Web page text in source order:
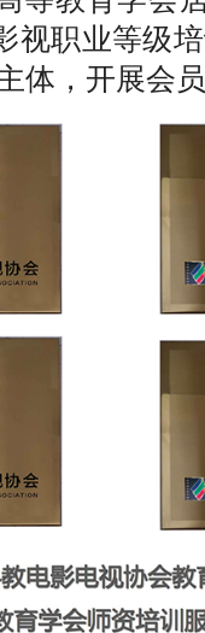
视职业等级
体，开展会